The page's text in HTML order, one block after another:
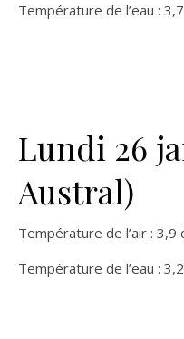
Température de l’eau :
Lundi 26
Austral)
Température de l’air : 3,9
Température de l’eau :